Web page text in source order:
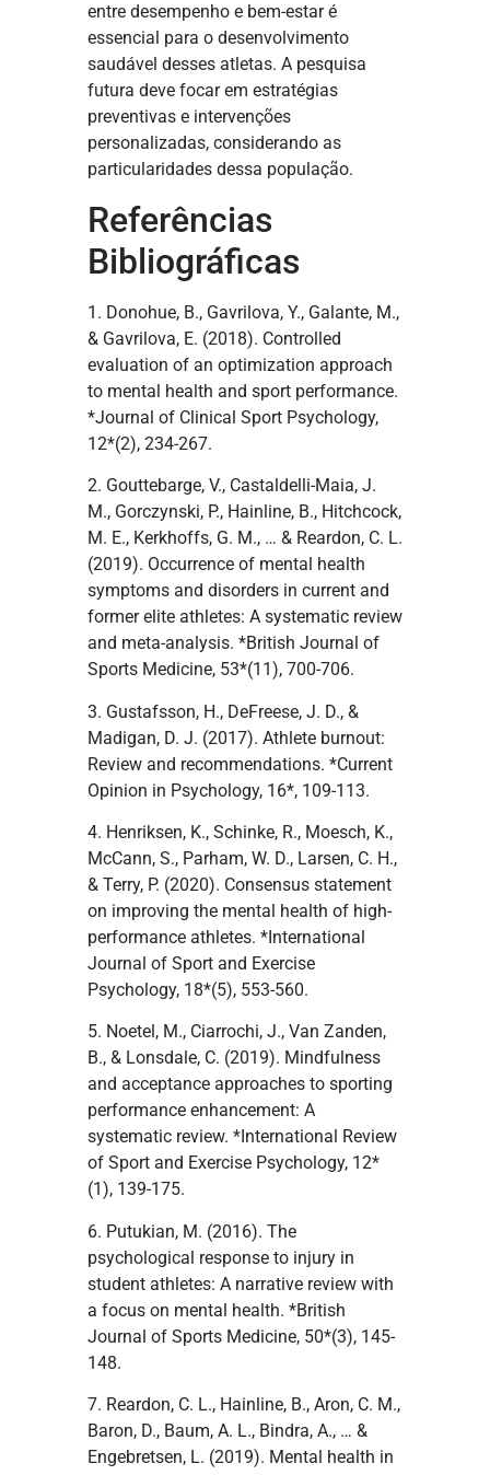
entre desempenho e bem-estar é
essencial para o desenvolvimento
saudável desses atletas. A pesquisa
futura deve focar em estratégias
preventivas e intervenções
personalizadas, considerando as
particularidades dessa população.
Referências
Bibliográficas
1. Donohue, B., Gavrilova, Y., Galante, M.,
& Gavrilova, E. (2018). Controlled
evaluation of an optimization approach
to mental health and sport performance.
*Journal of Clinical Sport Psychology,
12*(2), 234-267.
2. Gouttebarge, V., Castaldelli-Maia, J.
M., Gorczynski, P., Hainline, B., Hitchcock,
M. E., Kerkhoffs, G. M., … & Reardon, C. L.
(2019). Occurrence of mental health
symptoms and disorders in current and
former elite athletes: A systematic review
and meta-analysis. *British Journal of
Sports Medicine, 53*(11), 700-706.
3. Gustafsson, H., DeFreese, J. D., &
Madigan, D. J. (2017). Athlete burnout:
Review and recommendations. *Current
Opinion in Psychology, 16*, 109-113.
4. Henriksen, K., Schinke, R., Moesch, K.,
McCann, S., Parham, W. D., Larsen, C. H.,
& Terry, P. (2020). Consensus statement
on improving the mental health of high-
performance athletes. *International
Journal of Sport and Exercise
Psychology, 18*(5), 553-560.
5. Noetel, M., Ciarrochi, J., Van Zanden,
B., & Lonsdale, C. (2019). Mindfulness
and acceptance approaches to sporting
performance enhancement: A
systematic review. *International Review
of Sport and Exercise Psychology, 12*
(1), 139-175.
6. Putukian, M. (2016). The
psychological response to injury in
student athletes: A narrative review with
a focus on mental health. *British
Journal of Sports Medicine, 50*(3), 145-
148.
7. Reardon, C. L., Hainline, B., Aron, C. M.,
Baron, D., Baum, A. L., Bindra, A., … &
Engebretsen, L. (2019). Mental health in